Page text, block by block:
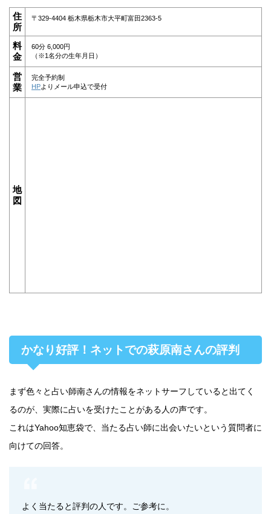
住
所
〒329-4404 栃木県栃木市大平町富田2363-5
料
金
60分 6,000円
（※1名分の生年月日）
営
業
完全予約制
HPよりメール申込で受付
地
図
かなり好評！ネットでの萩原南さんの評判
まず色々と占い師南さんの情報をネットサーフしていると出てく
るのが、実際に占いを受けたことがある人の声です。
これはYahoo知恵袋で、当たる占い師に出会いたいという質問者に
向けての回答。
よく当たると評判の人です。ご参考に。